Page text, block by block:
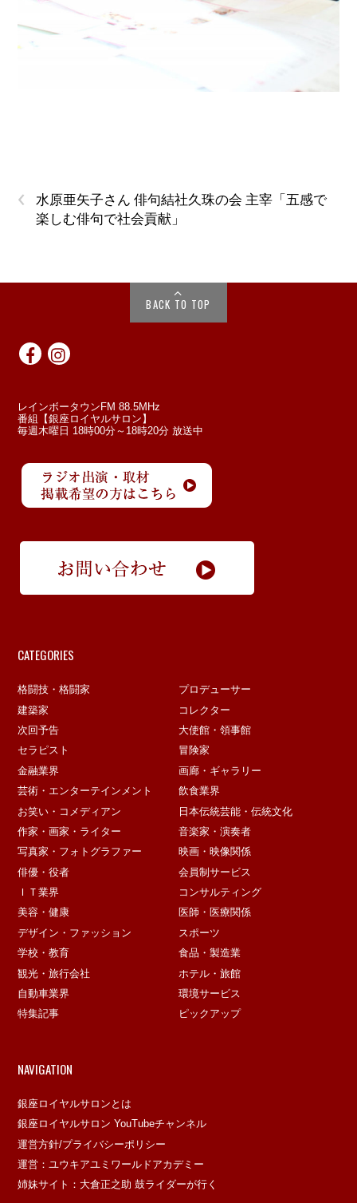
‹
水原亜矢子さん 俳句結社久珠の会 主宰「五感で
楽しむ俳句で社会貢献」
BACK TO TOP
レインボータウンFM 88.5MHz
番組【銀座ロイヤルサロン】
毎週木曜日 18時00分～18時20分 放送中
CATEGORIES
格闘技・格闘家
プロデューサー
建築家
コレクター
次回予告
大使館・領事館
セラピスト
冒険家
金融業界
画廊・ギャラリー
芸術・エンターテインメント
飲食業界
お笑い・コメディアン
日本伝統芸能・伝統文化
作家・画家・ライター
音楽家・演奏者
写真家・フォトグラファー
映画・映像関係
俳優・役者
会員制サービス
ＩＴ業界
コンサルティング
美容・健康
医師・医療関係
デザイン・ファッション
スポーツ
学校・教育
食品・製造業
観光・旅行会社
ホテル・旅館
自動車業界
環境サービス
特集記事
ピックアップ
NAVIGATION
銀座ロイヤルサロンとは
銀座ロイヤルサロン YouTubeチャンネル
運営方針/プライバシーポリシー
運営：ユウキアユミワールドアカデミー
姉妹サイト：大倉正之助 鼓ライダーが行く